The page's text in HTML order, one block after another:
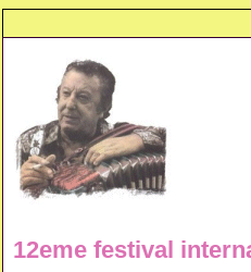
12eme festival